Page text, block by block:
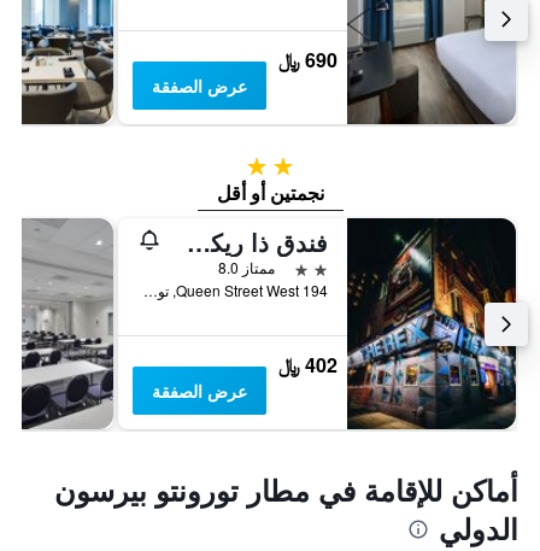
690 ﷼
عرض الصفقة
2 نجمتين
نجمتين أو أقل
فندق ذا ريكس جاز آند بلويز بار
2 نجمتين
ممتاز 8.0
194 Queen Street West, تورونتو, ON, كندا
402 ﷼
عرض الصفقة
أماكن للإقامة في مطار تورونتو بيرسون
الدولي